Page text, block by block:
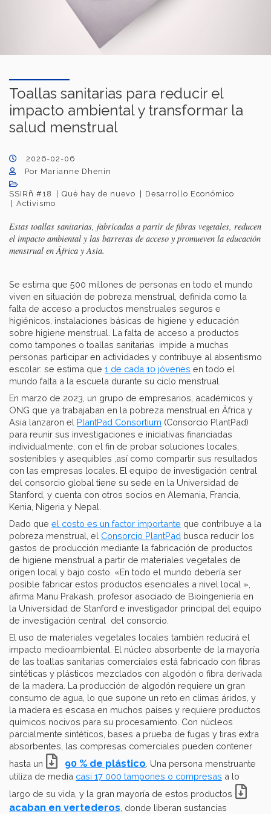
Toallas sanitarias para reducir el
impacto ambiental y transformar la
salud menstrual
2026-02-06
Por Marianne Dhenin
SSIRñ #18 Qué hay de nuevo
Desarrollo Económico
Activismo
Estas toallas sanitarias, fabricadas a partir de fibras vegetales, reducen
el impacto ambiental y las barreras de acceso y promueven la educación
menstrual en África y Asia.
Se estima que 500 millones de personas en todo el mundo
viven en situación de pobreza menstrual, definida como la
falta de acceso a productos menstruales seguros e
higiénicos, instalaciones básicas de higiene y educación
sobre higiene menstrual. La falta de acceso a productos
como tampones o toallas sanitarias impide a muchas
personas participar en actividades y contribuye al absentismo
escolar: se estima que 1 de cada 10 jóvenes en todo el
mundo falta a la escuela durante su ciclo menstrual.
En marzo de 2023, un grupo de empresarios, académicos y
ONG que ya trabajaban en la pobreza menstrual en África y
Asia lanzaron el PlantPad Consortium (Consorcio PlantPad)
para reunir sus investigaciones e iniciativas financiadas
individualmente, con el fin de probar soluciones locales,
sostenibles y asequibles ,así como compartir sus resultados
con las empresas locales. El equipo de investigación central
del consorcio global tiene su sede en la Universidad de
Stanford, y cuenta con otros socios en Alemania, Francia,
Kenia, Nigeria y Nepal.
Dado que el costo es un factor importante que contribuye a la
pobreza menstrual, el Consorcio PlantPad busca reducir los
gastos de producción mediante la fabricación de productos
de higiene menstrual a partir de materiales vegetales de
origen local y bajo costo. «En todo el mundo debería ser
posible fabricar estos productos esenciales a nivel local »,
afirma Manu Prakash, profesor asociado de Bioingeniería en
la Universidad de Stanford e investigador principal del equipo
de investigación central del consorcio.
El uso de materiales vegetales locales también reducirá el
impacto medioambiental. El núcleo absorbente de la mayoría
de las toallas sanitarias comerciales está fabricado con fibras
sintéticas y plásticos mezclados con algodón o fibra derivada
de la madera. La producción de algodón requiere un gran
consumo de agua, lo que supone un reto en climas áridos, y
la madera es escasa en muchos países y requiere productos
químicos nocivos para su procesamiento. Con núcleos
parcialmente sintéticos, bases a prueba de fugas y tiras extra
absorbentes, las compresas comerciales pueden contener
hasta un
90 % de plástico . Una persona menstruante
utiliza de media casi 17 000 tampones o compresas a lo
largo de su vida, y la gran mayoría de estos productos
acaban en vertederos , donde liberan sustancias